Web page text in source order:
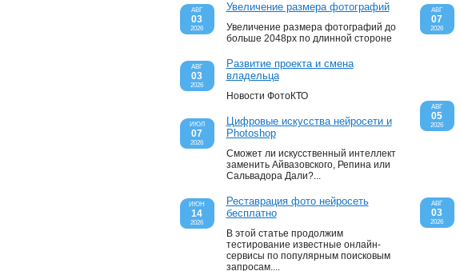
дата создания:28.07.2018г.
167фото в альбоме,
Германия
400фото в альбоме,
Кипр
дата создания:28.10.2016г.
Турция
2197фото в альбоме,
дата создания:11.09.2015 г.
АВГ
03
2026
Увеличение размера фотографий
Увеличение размера фотографий до
больше 2048px по длинной стороне
АВГ
03
2026
Развитие проекта и смена
владельца
Новости ФотоКТО
ИЮЛ
07
2026
Цифровые искусства нейросети и
Photoshop
Сможет ли искусственный интеллект
заменить Айвазовского, Репина или
Сальвадора Дали?...
ИЮН
14
2026
Реставрация фото нейросеть
бесплатно
В этой статье продолжим
тестирование известные онлайн-
сервисы по популярным поисковым
запросам....
АВГ
07
2026
АВГ
05
2026
АВГ
03
2026